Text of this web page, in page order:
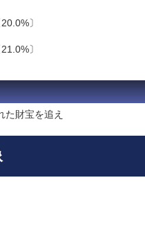
〕
〕
た財宝を追え